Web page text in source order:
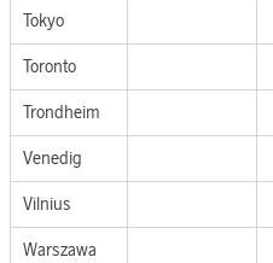
Tokyo
Toronto
Trondheim
Venedig
Vilnius
Warszawa